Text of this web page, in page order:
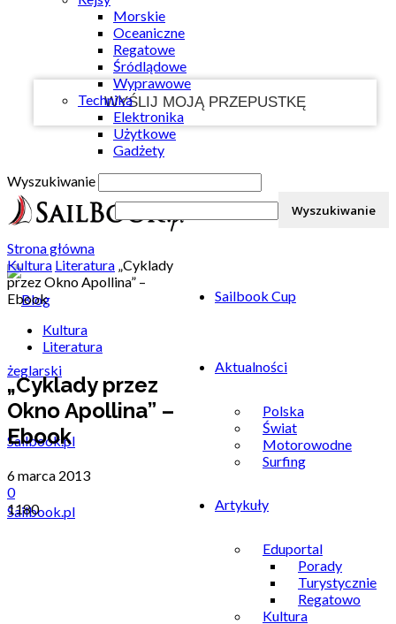
Morskie
Oceaniczne
Regatowe
Śródlądowe
Wyprawowe
Technika
Elektronika
Użytkowe
Gadżety
Wyszukiwanie
Sailbook.pl
Sailbook Cup
Aktualności
Polska
Świat
Motorowodne
Surfing
Artykuły
Eduportal
Porady
Turystycznie
Regatowo
Kultura
Strona główna
Kultura Literatura „Cyklady
przez Okno Apollina” –
Ebook
Kultura
Literatura
„Cyklady przez
Okno Apollina” –
Ebook
6 marca 2013
0
1180